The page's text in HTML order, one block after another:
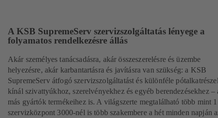
A KSB SupremeServ szervizszolgáltatás lényege a
folyamatos rendelkezésre állás
Akár személyes tanácsadásra, akár összeszerelésre és üzembe
helyezésre, akár karbantartásra és javításra van szükség: a KSB
SupremeServ átfogó szervizszolgáltatást és különféle
kínál szivattyúkhoz, szerelvényekhez és egyéb berendezésekhez –
más gyártók termékeihez is. A világszerte megtalálható több mint
szervizközpont 3000-nél is több szakembere a hét minden napján